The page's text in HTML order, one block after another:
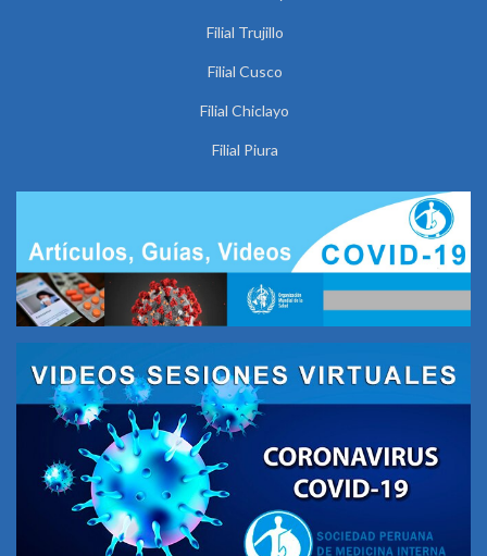
Filial Trujillo
Filial Cusco
Filial Chiclayo
Filial Piura